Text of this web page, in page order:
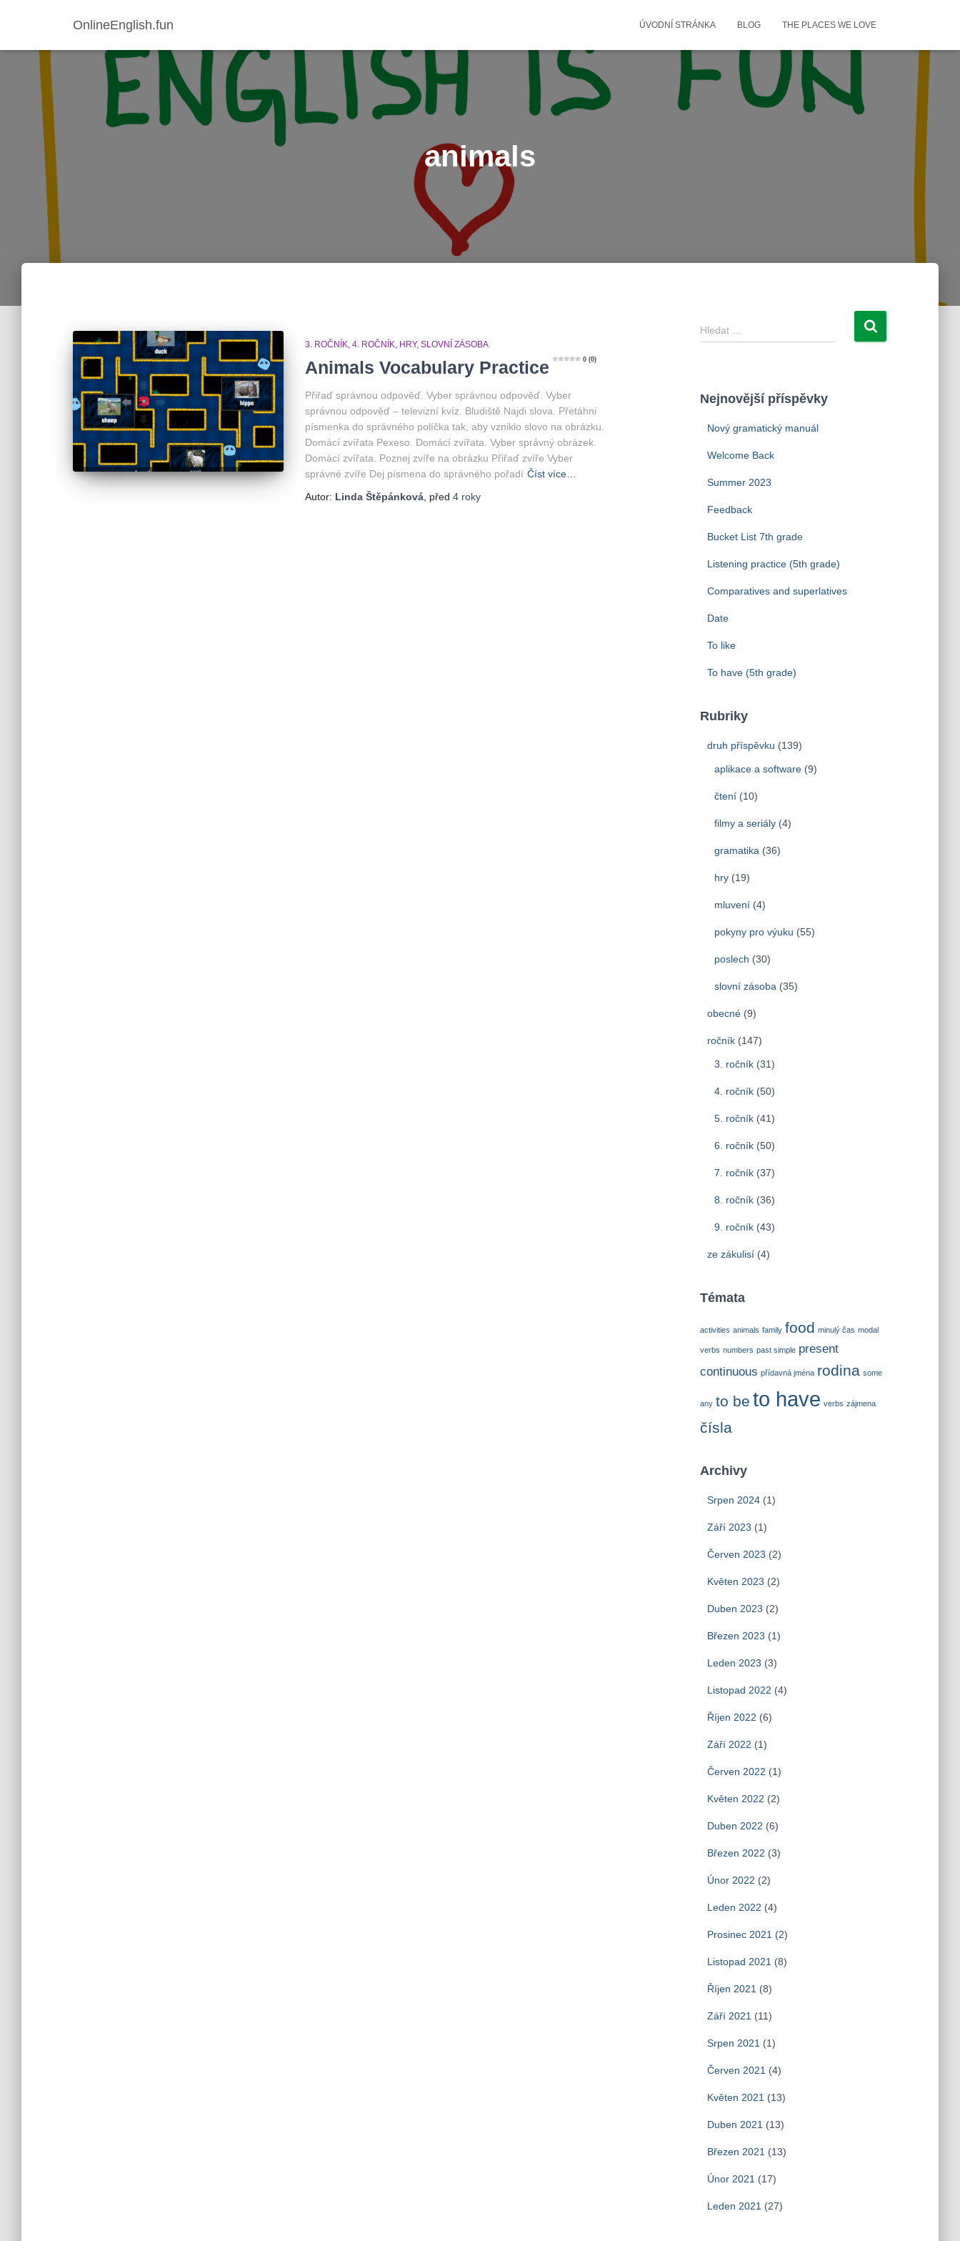
OnlineEnglish.fun ÚVODNÍ STRÁNKA BLOG THE PLACES WE LOVE
animals
3. ROČNÍK 4. ROČNÍK HRY SLOVNÍ ZÁSOBA
Animals Vocabulary Practice 0 (0)
Přiřaď správnou odpověď. Vyber správnou odpověď. Vyber
správnou odpověď – televizní kvíz. Bludiště Najdi slova. Přetáhni
písmenka do správného políčka tak, aby vzniklo slovo na obrázku.
Domácí zvířata Pexeso. Domácí zvířata. Vyber správný obrázek.
Domácí zvířata. Poznej zvíře na obrázku Přiřaď zvíře Vyber
správné zvíře Dej písmena do správného pořadí Číst více…
Autor: Linda Štěpánková , před 4 roky
V
y
d
Hledat …
Nejnovější příspěvky
Nový gramatický manuál
Welcome Back
Summer 2023
Feedback
Bucket List 7th grade
Listening practice (5th grade)
Comparatives and superlatives
Date
To like
To have (5th grade)
Rubriky
druh příspěvku (139)
aplikace a software(9)
čtení(10)
filmy a seriály(4)
gramatika (36)
hry(19)
mluvení(4)
pokyny pro výuku (55)
poslech (30)
slovní zásoba (35)
obecné(9)
ročník(147)
3. ročník(31)
4. ročník(50)
5. ročník(41)
6. ročník(50)
7. ročník(37)
8. ročník(36)
9. ročník(43)
ze zákulisí(4)
Témata
activities animals family food minulý čas modal
verbs numbers past simple present
continuous přídavná jména rodina some
any to be to have verbs zájmena
čísla
Archivy
Srpen 2024(1)
Září 2023 (1)
Červen 2023 (2)
Květen 2023 (2)
Duben 2023 (2)
Březen 2023 (1)
Leden 2023 (3)
Listopad 2022 (4)
Říjen 2022 (6)
Září 2022 (1)
Červen 2022 (1)
Květen 2022 (2)
Duben 2022 (6)
Březen 2022 (3)
Únor 2022 (2)
Leden 2022 (4)
Prosinec 2021 (2)
Listopad 2021 (8)
Říjen 2021 (8)
Září 2021 (11)
Srpen 2021 (1)
Červen 2021 (4)
Květen 2021 (13)
Duben 2021 (13)
Březen 2021 (13)
Únor 2021 (17)
Leden 2021 (27)